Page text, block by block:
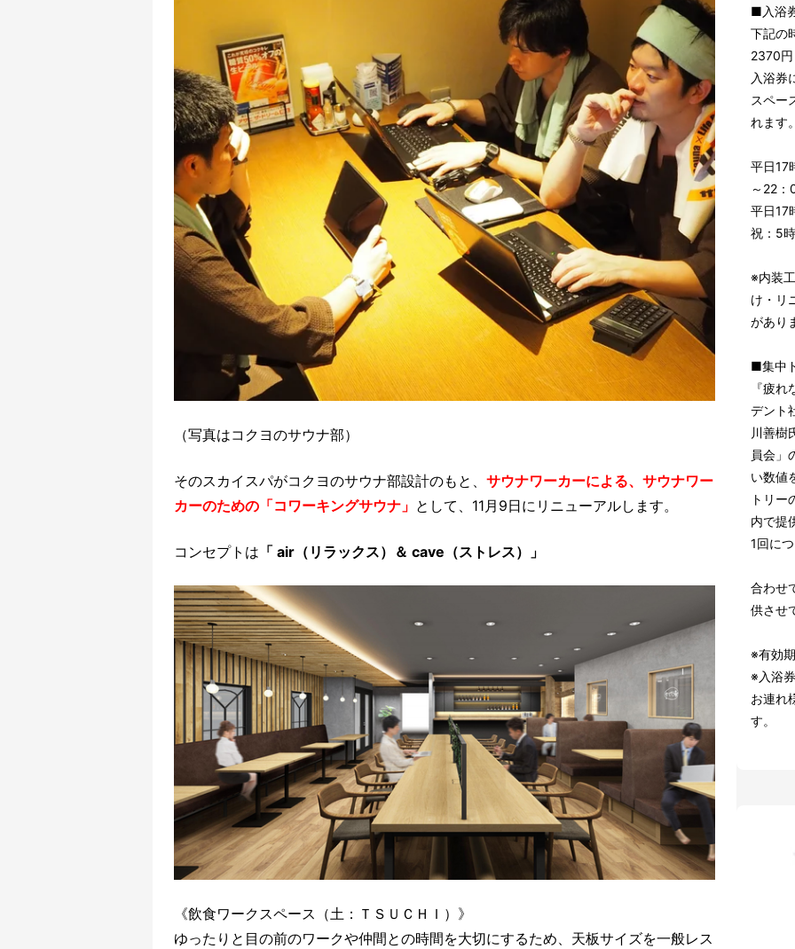
（写真はコクヨのサウナ部）
そのスカイスパがコクヨのサウナ部設計のもと、 サウナワーカーによる、サウナワー
カーのための「コワーキングサウナ」 として、11月9日にリニューアルします。
コンセプトは 「 air（リラックス）＆ cave（ストレス）」
《飲食ワークスペース（土：ＴＳＵＣＨＩ）》
ゆったりと目の前のワークや仲間との時間を大切にするため、天板サイズを一般レス
■入浴
下記の
2370
入浴券
スペー
れます
平日17
～22：
平日17
祝：5
※内装
け・リ
があり
■集中
『疲
デント
川善樹
員会」
い数値
トリー
内で提
1回に
合わせ
供させ
※有効
※入浴
お連れ
す。